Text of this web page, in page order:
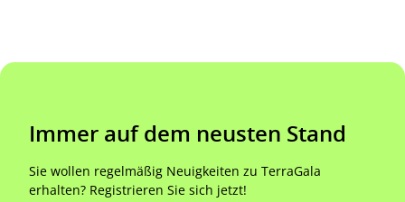
Immer auf dem neusten Stand
Sie wollen regelmäßig Neuigkeiten zu TerraGala
erhalten? Registrieren Sie sich jetzt!